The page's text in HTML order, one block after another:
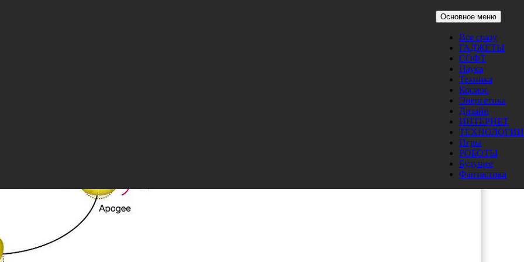
Основное меню
Все сразу
ГАДЖЕТЫ
СОФТ
Наука
Техника
Космос
Энергетика
Дизайн
ИНТЕРНЕТ
ТЕХНОЛОГИИ
Игры
РОБОТЫ
Будущее
Фантастика